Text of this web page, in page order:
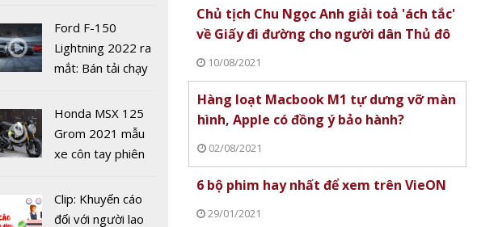
mại điện tử
tuyến - Cuộc đua
mới của các ngành
19
Ford F-150
Lightning 2022 ra
mắt: Bán tải chạy
chưa đến 40 nghìn
USD
Honda MSX 125
Grom 2021 mẫu
xe côn tay phiên
Clip: Khuyến cáo
đối với người lao
Chủ tịch Chu Ngọc Anh giải toả 'ách tắc'
về Giấy đi đường cho người dân Thủ đô
10/08/2021
Hàng loạt Macbook M1 tự dưng vỡ màn
hình, Apple có đồng ý bảo hành?
02/08/2021
6 bộ phim hay nhất để xem trên VieON
29/01/2021